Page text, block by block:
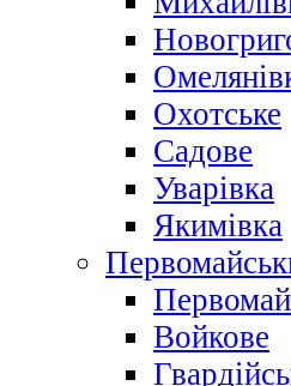
Охотське
Садове
Уварівка
Якимівка
Войкове